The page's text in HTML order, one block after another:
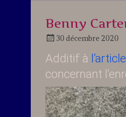
Benny
30 décembre 2020
Additif à
concernant